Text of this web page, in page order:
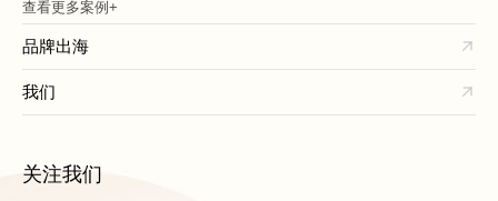
查看更多案例+
品牌出海
我们
关注我们